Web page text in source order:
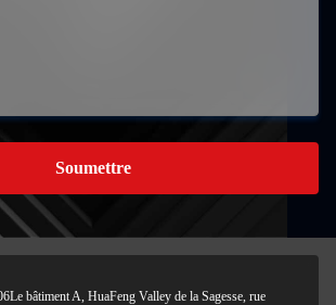
Soumettre
bâtiment A, HuaFeng Valley de la Sagesse, rue